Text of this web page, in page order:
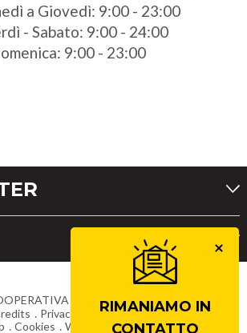
a Giovedì: 9:00 - 23:00
- Sabato: 9:00 - 24:00
9:00 - 23:00
DI CORTINA
Partita IVA
Privacy
Dichiarazione di accessibilità
Cookies Whistleblowing
Lavora con noi
RIMANIAMO IN
CONTATTO